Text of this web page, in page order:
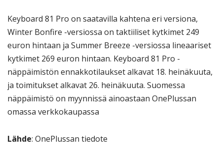
Keyboard 81 Pro on saatavilla kahtena eri versiona,
Winter Bonfire -versiossa on taktiiliset kytkimet 249
euron hintaan ja Summer Breeze -versiossa lineaariset
kytkimet 269 euron hintaan. Keyboard 81 Pro -
näppäimistön ennakkotilaukset alkavat 18. heinäkuuta,
ja toimitukset alkavat 26. heinäkuuta. Suomessa
näppäimistö on myynnissä ainoastaan OnePlussan
omassa verkkokaupassa
Lähde: OnePlussan tiedote